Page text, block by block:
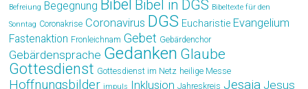
Befreiung Begegnung Bibel Bibel in DGS Bibeltexte für den
Sonntag Coronakrise Coronavirus DGS Eucharistie Evangelium
Fastenaktion Fronleichnam Gebet Gebärdenchor
Gebärdensprache Gedanken Glaube
Gottesdienst Gottesdienst im Netz heilige Messe
Hoffnungsbilder impuls Inklusion Jahreskreis Jesaja Jesus